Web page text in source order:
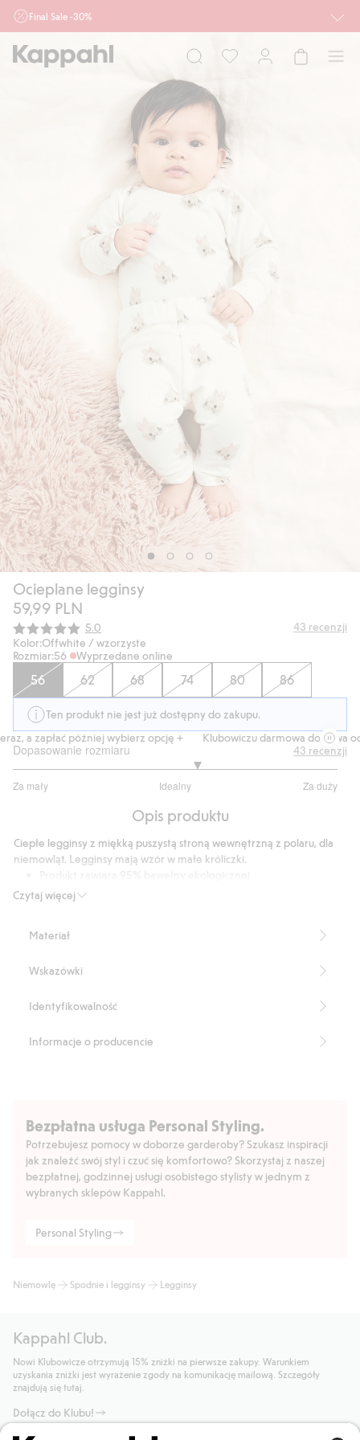
Final Sale -30%
działu outlet do 10.8 w sklepach Kappahl i Newbie oraz na kappahl.com. Ofert
nie łączymy
Mężczyzna Dziecko
Ocieplane legginsy
59,99 PLN
Średnia ocena:
5.0 43 recenzji
Kolor:Offwhite / wzorzyste
Rozmiar:56 Wyprzedane online
56 62 68 74 80 86
Ten produkt nie jest już dostępny do zakupu.
a zapłać później wybierz opcję +
Klubowiczu darmowa dostawa od
Dopasowanie rozmiaru
Za mały Idealny Za duży
na
30
głosów
43 recenzji
Opis produktu
Czytaj więcej
Ciepłe legginsy z miękką puszystą stroną wewnętrzną z polaru, dla
niemowląt. Legginsy mają wzór w małe króliczki.
Numer artykułu
Materiał
Wskazówki
Identyfikowalność
Informacje o producencie
Bezpłatna usługa Personal Styling.
Potrzebujesz pomocy w doborze garderoby? Szukasz inspiracji
jak znaleźć swój styl i czuć się komfortowo? Skorzystaj z naszej
bezpłatnej, godzinnej usługi osobistego stylisty w jednym z
wybranych sklepów Kappahl.
Personal Styling
Niemowlę Spodnie i legginsy Legginsy
Kappahl Club.
Nowi Klubowicze otrzymują 15% zniżki na pierwsze zakupy. Warunkiem
uzyskania zniżki jest wyrażenie zgody na komunikację mailową. Szczegóły
znajdują się tutaj.
Dołącz do Klubu!